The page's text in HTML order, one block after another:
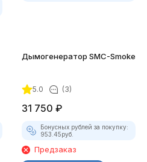
Дымогенератор SMC-Smoke
5.0 (3)
31 750 ₽
Бонусных рублей за покупку:
953.45руб.
Предзаказ